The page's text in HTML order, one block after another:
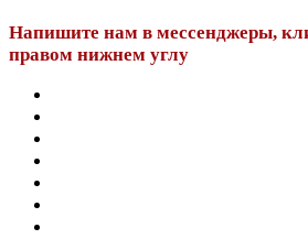
Напишите нам в мессенджеры,
правом нижнем углу